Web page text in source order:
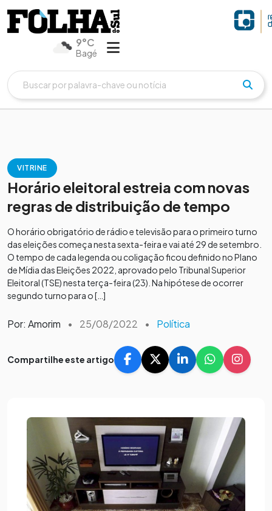
9°C
Bagé
VITRINE
Horário eleitoral estreia com novas
regras de distribuição de tempo
O horário obrigatório de rádio e televisão para o primeiro turno
das eleições começa nesta sexta-feira e vai até 29 de setembro.
O tempo de cada legenda ou coligação ficou definido no Plano
de Mídia das Eleições 2022, aprovado pelo Tribunal Superior
Eleitoral (TSE) nesta terça-feira (23). Na hipótese de ocorrer
segundo turno para o […]
Por: Amorim • 25/08/2022 • Política
Compartilhe este artigo